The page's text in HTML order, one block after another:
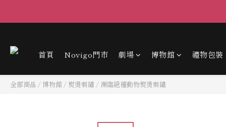
首頁 Novigo門市 劇場 博物館 禮物包裝
全部商品 / 博物館 / 熨燙刺繡 / 瀕臨絕種動物熨燙刺繡